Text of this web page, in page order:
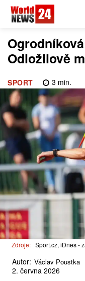
Odložilově
SPORT 3 min.
Zdroje: Sport.cz, iDnes -
Autor: Václav Poustka
2. června 2026